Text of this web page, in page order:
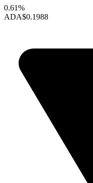
0.61%
ADA$0.1988